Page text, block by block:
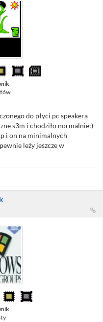
do płyci pc speakera
s3m i chodziło normalnie:)
i on na minimalnych
leży jeszcze w